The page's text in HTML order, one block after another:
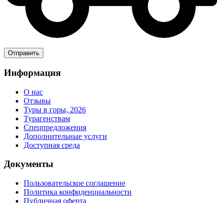
Информация
О нас
Отзывы
Туры в горы, 2026
Турагенствам
Спецпредложения
Дополнительные услуги
Доступная среда
Документы
Пользовательское соглашение
Политика конфиденциальности
Публичная оферта